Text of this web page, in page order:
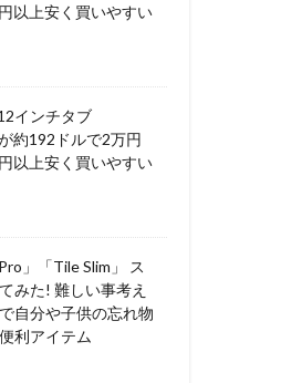
以上安く買いやすい
インチタブ
約192ドルで2万円
以上安く買いやすい
」「Tile Slim」 ス
みた! 難しい事考え
自分や子供の忘れ物
利アイテム